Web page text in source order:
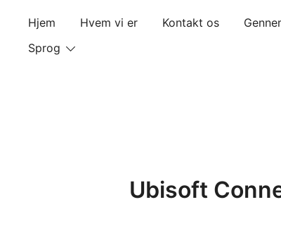
content
Hjem Hvem vi er Kontakt os
Sprog
Ubisoft